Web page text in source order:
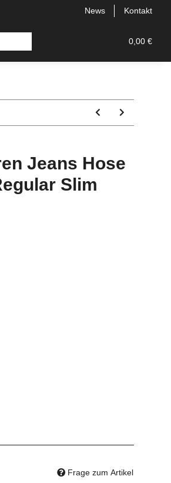
News Kontakt
0,00 €
Jeans Hose
Slim
Frage zum Artikel